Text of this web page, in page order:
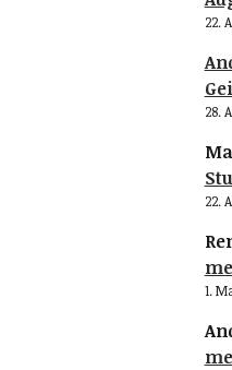
22.
28.
22.
1.